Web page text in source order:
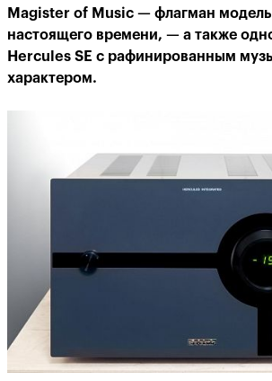
Magister of Music — флагман
настоящего времени, — а также
Hercules SE с рафинированным
характером.